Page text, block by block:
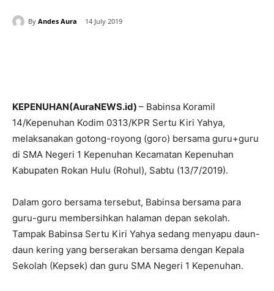
By Andes Aura 14 July 2019
KEPENUHAN(AuraNEWS.id) – Babinsa Koramil
14/Kepenuhan Kodim 0313/KPR Sertu Kiri Yahya,
melaksanakan gotong-royong (goro) bersama guru+guru
di SMA Negeri 1 Kepenuhan Kecamatan Kepenuhan
Kabupaten Rokan Hulu (Rohul), Sabtu (13/7/2019).
Dalam goro bersama tersebut, Babinsa bersama para
guru-guru membersihkan halaman depan sekolah.
Tampak Babinsa Sertu Kiri Yahya sedang menyapu daun-
daun kering yang berserakan bersama dengan Kepala
Sekolah (Kepsek) dan guru SMA Negeri 1 Kepenuhan.